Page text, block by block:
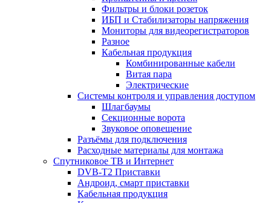
Фильтры и блоки розеток
ИБП и Стабилизаторы напряжения
Мониторы для видеорегистраторов
Разное
Кабельная продукция
Комбинированные кабели
Витая пара
Электрические
Системы контроля и управления доступом
Шлагбаумы
Секционные ворота
Звуковое оповещение
Разъёмы для подключения
Расходные материалы для монтажа
Спутниковое ТВ и Интернет
DVB-Т2 Приставки
Андроид, смарт приставки
Кабельная продукция